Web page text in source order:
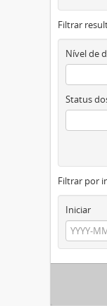
Filtrar
Nível de
Status
Filtrar por
Iniciar